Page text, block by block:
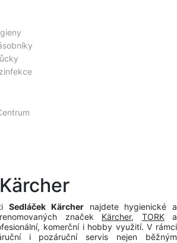
Sedláček Kärchernajdete hygienické a
značek Kärcher, TORKa
komerční i hobby využití. V rámci
i pozáruční servis nejen běžným